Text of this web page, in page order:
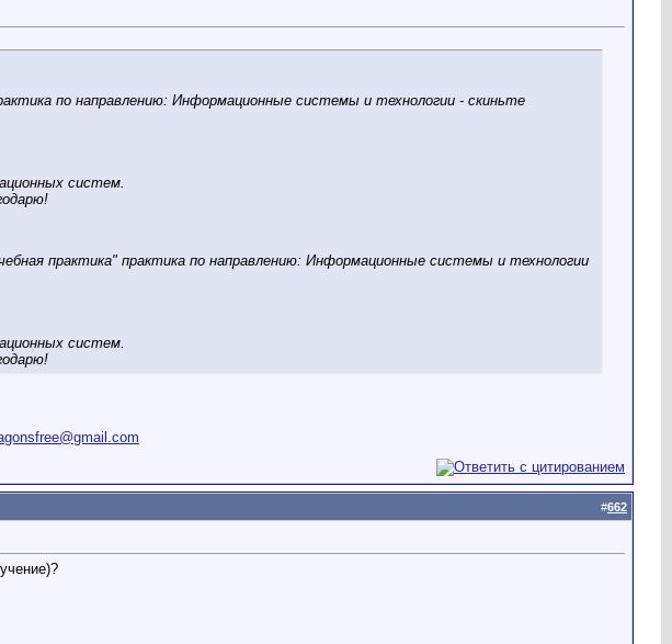
по направлению: Информационные системы и технологии - скиньте
систем.
практика" практика по направлению: Информационные системы и технологии
систем.
#662